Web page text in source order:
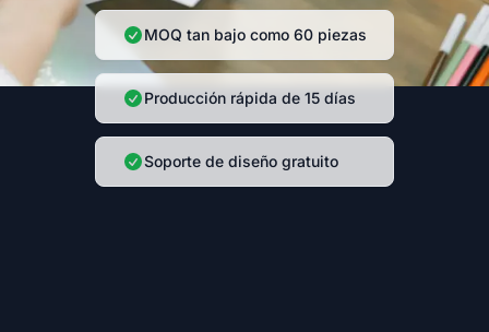
MOQ tan bajo como 60 piezas
Producción rápida de 15 días
Soporte de diseño gratuito